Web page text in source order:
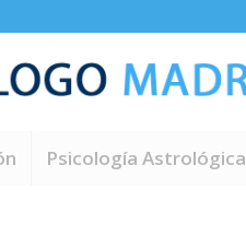
Psicología Astrológica